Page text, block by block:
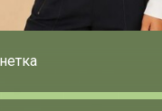
Стоп 14 августа
наш чат в Телеграм